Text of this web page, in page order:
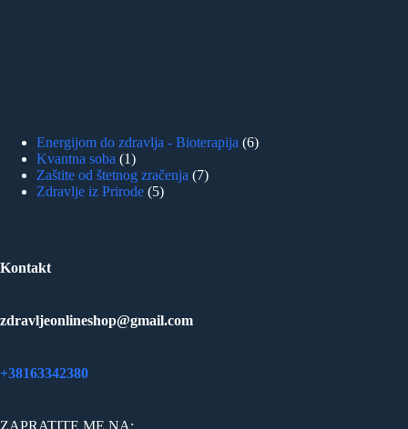
Energijom do zdravlja - Bioterapija 66
Kvantna soba 11
product
Zaštite od štetnog zračenja 77
Zdravlje iz Prirode 55
Kontakt
zdravljeonlineshop@gmail.com
+38163342380
ZAPRATITE ME NA: